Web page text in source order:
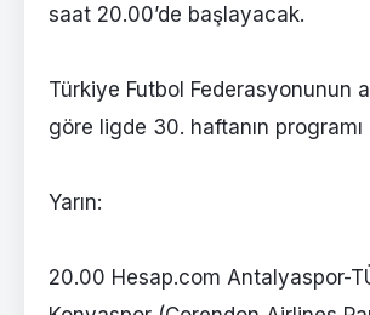
saat 20.00’de başlayacak.
Türkiye Futbol Federasyonunun
göre ligde 30. haftanın programı
Yarın:
20.00 Hesap.com Antalyaspor-